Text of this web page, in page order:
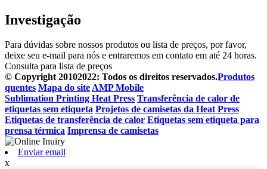
Investigação
Para dúvidas sobre nossos produtos ou lista de preços, por favor,
deixe seu e-mail para nós e entraremos em contato em até 24 horas.
Consulta para lista de preços
© Copyright 20102022: Todos os direitos reservados.Produtos
quentes Mapa do siteAMP Mobile
Sublimation Printing Heat Press Transferência de calor de
etiquetas sem etiqueta Projetos de camisetas da Heat Press
Etiquetas de transferência de calor Etiquetas sem etiqueta para
prensa térmica Imprensa de camisetas
Enviar email
x